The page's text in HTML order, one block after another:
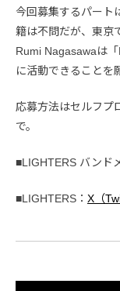
今回募集するパート
籍は不問だが、東京
Rumi Nagasawaは
に活動できることを
応募方法はセルフプ
で。
■LIGHTERS バンド
■LIGHTERS： X（